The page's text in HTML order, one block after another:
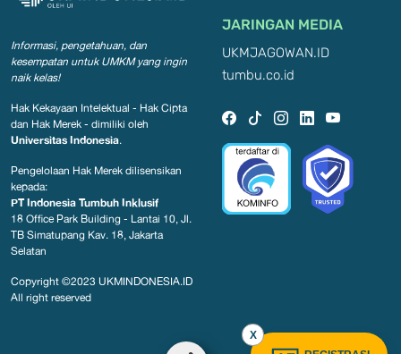
Informasi, pengetahuan, dan
kesempatan untuk UMKM yang ingin
naik kelas!
Hak Kekayaan Intelektual - Hak Cipta
dan Hak Merek - dimiliki oleh
Universitas Indonesia.
Pengelolaan Hak Merek dilisensikan
kepada:
PT Indonesia Tumbuh Inklusif
18 Office Park Building - Lantai 10, Jl.
TB Simatupang Kav. 18, Jakarta
Selatan
Copyright ©2023 UKMINDONESIA.ID
All right reserved
JARINGAN MEDIA
UKMJAGOWAN.ID
tumbu.co.id
X